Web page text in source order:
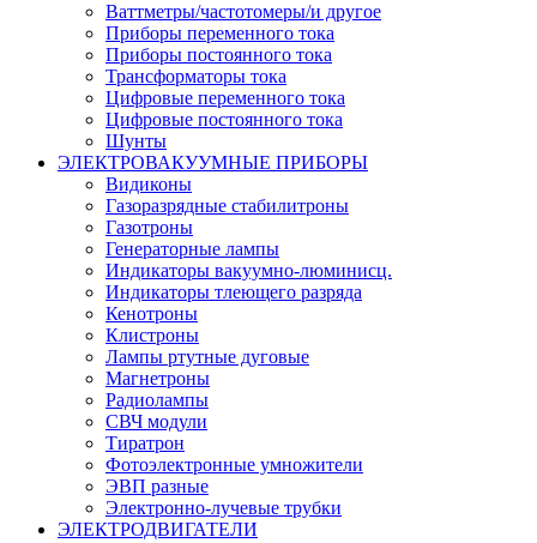
Ваттметры/частотомеры/и другое
Приборы переменного тока
Приборы постоянного тока
Трансформаторы тока
Цифровые переменного тока
Цифровые постоянного тока
Шунты
ЭЛЕКТРОВАКУУМНЫЕ ПРИБОРЫ
Видиконы
Газоразрядные стабилитроны
Газотроны
Генераторные лампы
Индикаторы вакуумно-люминисц.
Индикаторы тлеющего разряда
Кенотроны
Клистроны
Лампы ртутные дуговые
Магнетроны
Радиолампы
СВЧ модули
Тиратрон
Фотоэлектронные умножители
ЭВП разные
Электронно-лучевые трубки
ЭЛЕКТРОДВИГАТЕЛИ